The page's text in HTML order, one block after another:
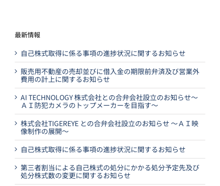
最新情報
自己株式取得に係る事項の進捗状況に関するお知らせ
販売用不動産の売却並びに借入金の期限前弁済及び営業外
費用の計上に関するお知らせ
AI TECHNOLOGY 株式会社との合弁会社設立のお知らせ～
ＡＩ防犯カメラのトップメーカーを目指す～
株式会社TIGEREYE との合弁会社設立のお知らせ ～ＡＩ映
像制作の展開～
自己株式取得に係る事項の進捗状況に関するお知らせ
第三者割当による自己株式の処分にかかる処分予定先及び
処分株式数の変更に関するお知らせ